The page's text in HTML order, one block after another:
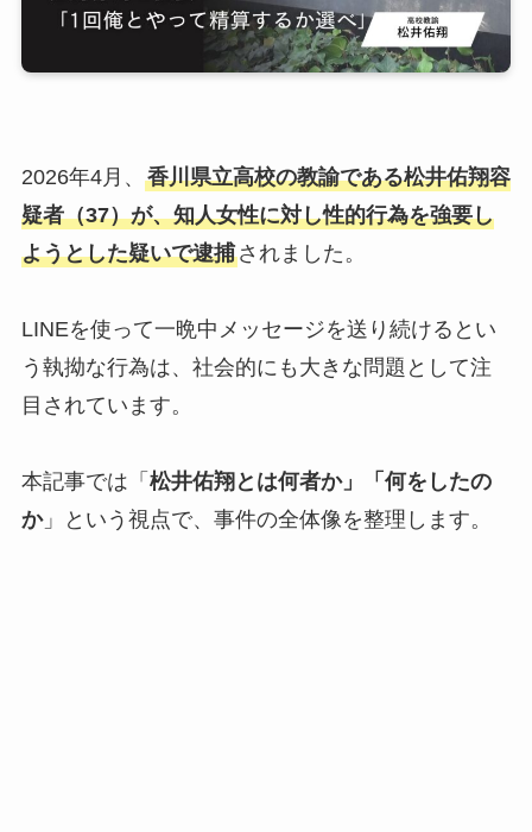
2026年4月、 香川県立高校の教諭である松井佑翔容
疑者（37）が、知人女性に対し性的行為を強要し
ようとした疑いで逮捕されました。
LINEを使って一晩中メッセージを送り続けるとい
う執拗な行為は、社会的にも大きな問題として注
目されています。
本記事では「 松井佑翔とは何者か」「何をしたの
か」という視点で、事件の全体像を整理します。